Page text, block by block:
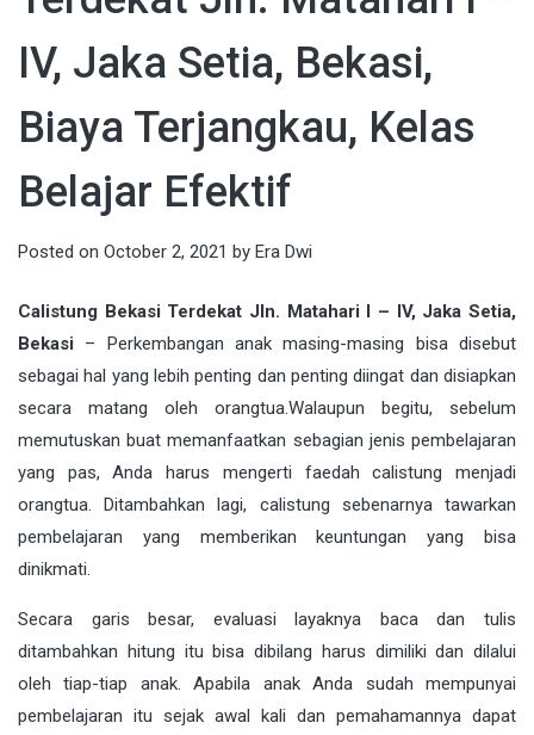
IV, Jaka Setia, Bekasi,
Biaya Terjangkau, Kelas
Belajar Efektif
Posted on October 2, 2021 by Era Dwi
Calistung Bekasi Terdekat Jln. Matahari I – IV, Jaka Setia,
Bekasi
– Perkembangan anak masing-masing bisa disebut
sebagai hal yang lebih penting dan penting diingat dan disiapkan
secara matang oleh orangtua.Walaupun begitu, sebelum
memutuskan buat memanfaatkan sebagian jenis pembelajaran
yang pas, Anda harus mengerti faedah calistung menjadi
orangtua. Ditambahkan lagi, calistung sebenarnya tawarkan
pembelajaran yang memberikan keuntungan yang bisa
dinikmati.
Secara garis besar, evaluasi layaknya baca dan tulis
ditambahkan hitung itu bisa dibilang harus dimiliki dan dilalui
oleh tiap-tiap anak. Apabila anak Anda sudah mempunyai
pembelajaran itu sejak awal kali dan pemahamannya dapat